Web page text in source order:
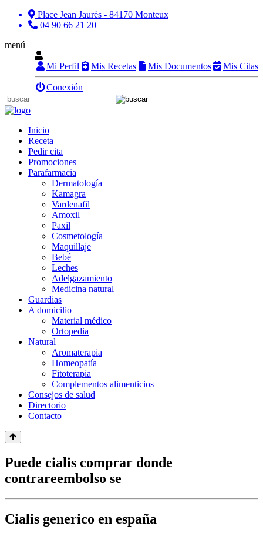
Place Jean Jaurès - 84170 Monteux
04 90 66 21 20
menú
Mi Perfil Mis Recetas Mis Documentos Mis Citas
Conexión
Inicio
Receta
Pedir cita
Promociones
Parafarmacia
Dermatología
Kamagra
Vardenafil
Amoxil
Paxil
Cosmetología
Maquillaje
Bebé
Leches
Adelgazamiento
Medicina natural
Guardias
A domicilio
Material médico
Ortopedia
Natural
Aromaterapia
Homeopatía
Fitoterapia
Complementos alimenticios
Consejos de salud
Directorio
Contacto
Puede cialis comprar donde
contrareembolso se
Cialis generico en españa